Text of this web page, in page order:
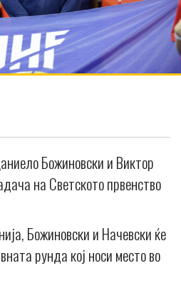
Божиновски и Виктор
на Светското првенство
Божиновски и Начевски ќе
рунда кој носи место во